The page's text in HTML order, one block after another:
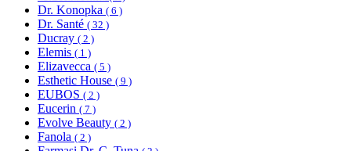
Dr. Konopka ( 6 )
Dr. Santé ( 32 )
Ducray ( 2 )
Elemis ( 1 )
Elizavecca ( 5 )
Esthetic House ( 9 )
EUBOS ( 2 )
Eucerin ( 7 )
Evolve Beauty ( 2 )
Fanola ( 2 )